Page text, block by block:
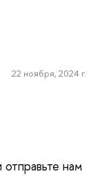
22 ноября, 2024 г.
нам